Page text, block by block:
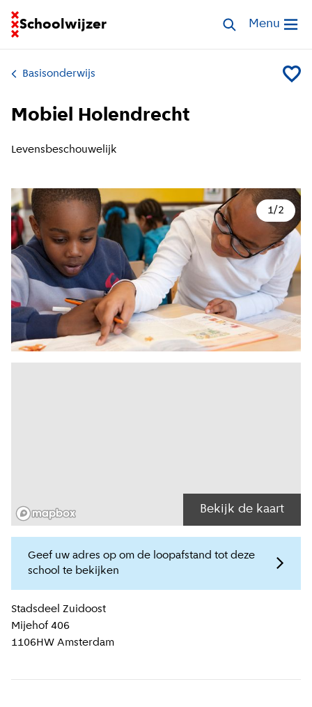
Schoolwijzer
Ga naar homepage van SchoolwijzerZoek scholen
Open
Menu
Basisonderwijs Voeg
Mobiel Holendrecht
Levensbeschouwelijk
1/2
Bekijk de kaart
Geef uw adres op om de loopafstand tot deze
school te bekijken
Locatiegegevens
Stadsdeel Zuidoost
Mijehof 406
1106HW Amsterdam